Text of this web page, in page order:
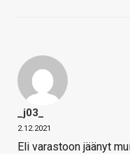
_j03_
2.12.2021
Eli varastoon jäänyt